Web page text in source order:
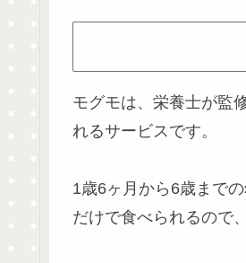
モグモは、栄養士が監
れるサービスです。
1歳6ヶ月から6歳まで
だけで食べられるので